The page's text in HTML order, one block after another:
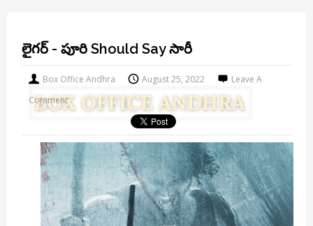
లైగర్ - పూరి Should Say సారీ
Box Office Andhra August 25, 2022
Leave A
Comment